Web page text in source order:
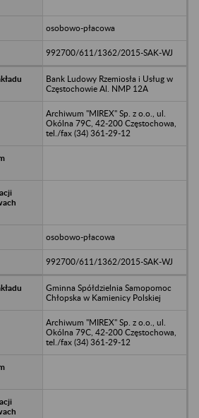
osobowo-płacowa
992700/611/1362/2015-SAK-WJ
Bank Ludowy Rzemiosła i Usług w
Częstochowie Al. NMP 12A
Archiwum "MIREX" Sp. z o.o., ul.
Okólna 79C, 42-200 Częstochowa,
tel./fax (34) 361-29-12
osobowo-płacowa
992700/611/1362/2015-SAK-WJ
Gminna Spółdzielnia Samopomoc
Chłopska w Kamienicy Polskiej
Archiwum "MIREX" Sp. z o.o., ul.
Okólna 79C, 42-200 Częstochowa,
tel./fax (34) 361-29-12